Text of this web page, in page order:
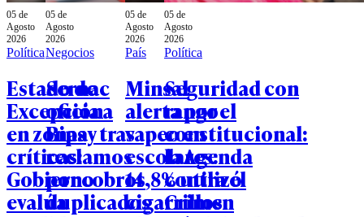
05 de
Agosto
2026
Política
Estado de
Excepción
en zonas
críticas:
Gobierno
evalúa
05 de
Agosto
2026
Negocios
Sernac
oficia a
Bipay tras
reclamos
por cobros
duplicados
05 de
Agosto
2026
País
Minsal
alerta por el
vapeo en
escolares:
14,8% utilizó
cigarrillos
05 de
Agosto
2026
Política
Seguridad con
rango
constitucional:
la Agenda
contra el
Crimen